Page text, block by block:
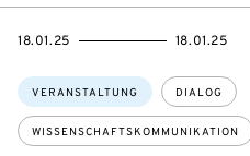
Themen:
VERANSTALTUNG DIALOG
WISSENSCHAFTSKOMMUNIKATION
EVENTBEGINSON
18.01.25
EVENTENDSON 18.01.25